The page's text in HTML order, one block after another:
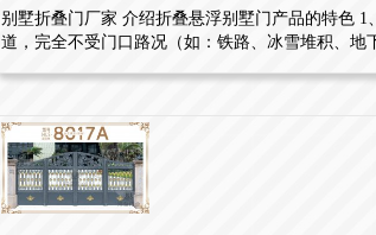
别墅折叠门厂家 介绍折叠悬浮别墅门产品的特色
道，完全不受门口路况（如：铁路、冰雪堆积、地